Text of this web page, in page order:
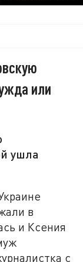
или
ушла
в
и Ксения
с